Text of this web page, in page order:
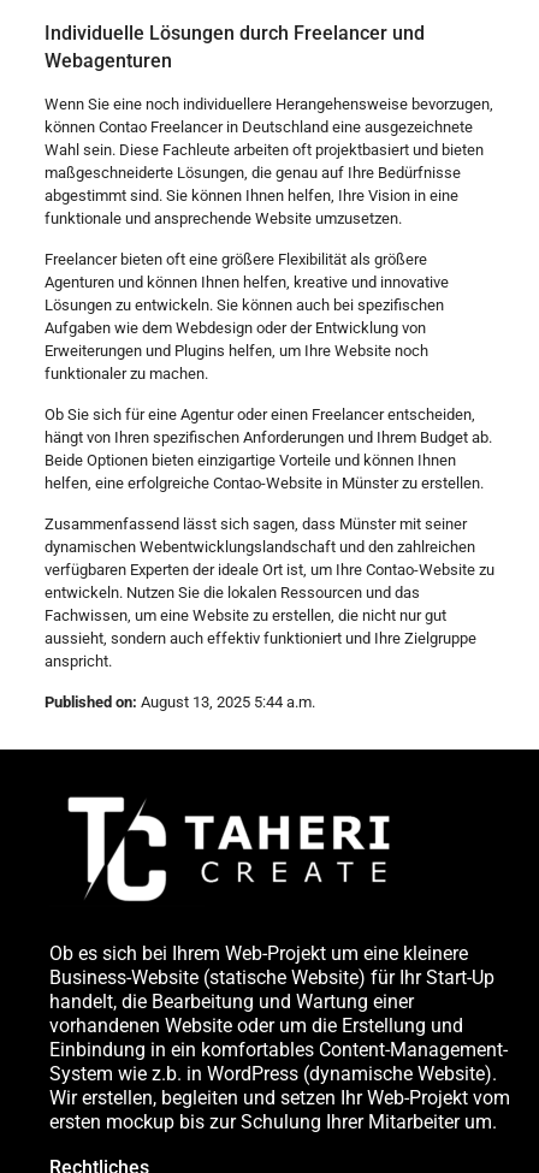
Individuelle Lösungen durch Freelancer und
Webagenturen
Wenn Sie eine noch individuellere Herangehensweise bevorzugen,
können Contao Freelancer in Deutschland eine ausgezeichnete
Wahl sein. Diese Fachleute arbeiten oft projektbasiert und bieten
maßgeschneiderte Lösungen, die genau auf Ihre Bedürfnisse
abgestimmt sind. Sie können Ihnen helfen, Ihre Vision in eine
funktionale und ansprechende Website umzusetzen.
Freelancer bieten oft eine größere Flexibilität als größere
Agenturen und können Ihnen helfen, kreative und innovative
Lösungen zu entwickeln. Sie können auch bei spezifischen
Aufgaben wie dem Webdesign oder der Entwicklung von
Erweiterungen und Plugins helfen, um Ihre Website noch
funktionaler zu machen.
Ob Sie sich für eine Agentur oder einen Freelancer entscheiden,
hängt von Ihren spezifischen Anforderungen und Ihrem Budget ab.
Beide Optionen bieten einzigartige Vorteile und können Ihnen
helfen, eine erfolgreiche Contao-Website in Münster zu erstellen.
Zusammenfassend lässt sich sagen, dass Münster mit seiner
dynamischen Webentwicklungslandschaft und den zahlreichen
verfügbaren Experten der ideale Ort ist, um Ihre Contao-Website zu
entwickeln. Nutzen Sie die lokalen Ressourcen und das
Fachwissen, um eine Website zu erstellen, die nicht nur gut
aussieht, sondern auch effektiv funktioniert und Ihre Zielgruppe
anspricht.
Published on: August 13, 2025 5:44 a.m.
Ob es sich bei Ihrem Web-Projekt um eine kleinere
Business-Website (statische Website) für Ihr Start-Up
handelt, die Bearbeitung und Wartung einer
vorhandenen Website oder um die Erstellung und
Einbindung in ein komfortables Content-Management-
System wie z.b. in WordPress (dynamische Website).
Wir erstellen, begleiten und setzen Ihr Web-Projekt vom
ersten mockup bis zur Schulung Ihrer Mitarbeiter um.
Rechtliches